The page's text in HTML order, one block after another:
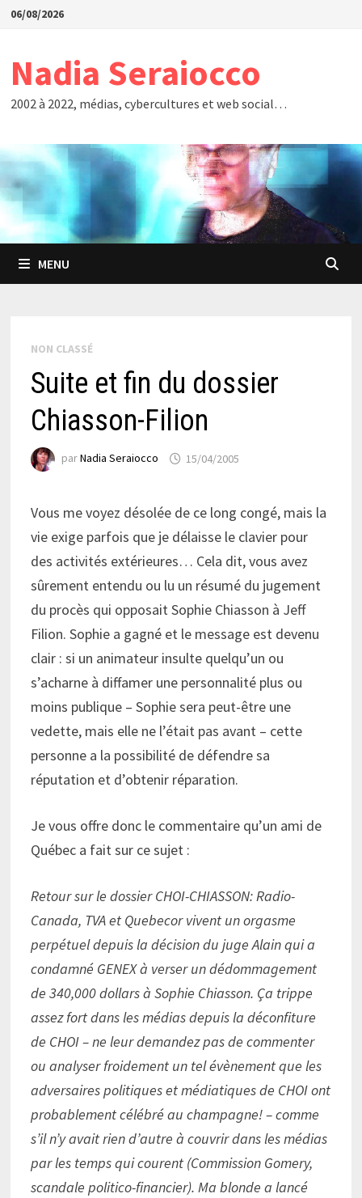
Passer
06/08/2026
Nadia Seraiocco
2002 à 2022, médias, cybercultures et web social…
MENU
NON CLASSÉ
Suite et fin du dossier
Chiasson-Filion
parNadia Seraiocco 15/04/2005
Vous me voyez désolée de ce long congé, mais la
vie exige parfois que je délaisse le clavier pour
des activités extérieures… Cela dit, vous avez
sûrement entendu ou lu un résumé du jugement
du procès qui opposait Sophie Chiasson à Jeff
Filion. Sophie a gagné et le message est devenu
clair : si un animateur insulte quelqu’un ou
s’acharne à diffamer une personnalité plus ou
moins publique – Sophie sera peut-être une
vedette, mais elle ne l’était pas avant – cette
personne a la possibilité de défendre sa
réputation et d’obtenir réparation.
Je vous offre donc le commentaire qu’un ami de
Québec a fait sur ce sujet :
Retour sur le dossier CHOI-CHIASSON: Radio-
Canada, TVA et Quebecor vivent un orgasme
perpétuel depuis la décision du juge Alain qui a
condamné GENEX à verser un dédommagement
de 340,000 dollars à Sophie Chiasson. Ça trippe
assez fort dans les médias depuis la déconfiture
de CHOI – ne leur demandez pas de commenter
ou analyser froidement un tel évènement que les
adversaires politiques et médiatiques de CHOI ont
probablement célébré au champagne! – comme
s’il n’y avait rien d’autre à couvrir dans les médias
par les temps qui courent (Commission Gomery,
scandale politico-financier). Ma blonde a lancé